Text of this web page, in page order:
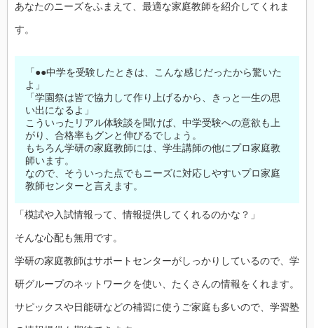
あなたのニーズをふまえて、最適な家庭教師を紹介してくれま
す。
「●●中学を受験したときは、こんな感じだったから驚いた
よ」
「学園祭は皆で協力して作り上げるから、きっと一生の思
い出になるよ」
こういったリアル体験談を聞けば、中学受験への意欲も上
がり、合格率もグンと伸びるでしょう。
もちろん学研の家庭教師には、学生講師の他にプロ家庭教
師います。
なので、そういった点でもニーズに対応しやすいプロ家庭
教師センターと言えます。
「模試や入試情報って、情報提供してくれるのかな？」
そんな心配も無用です。
学研の家庭教師はサポートセンターがしっかりしているので、学
研グループのネットワークを使い、たくさんの情報をくれます。
サピックスや日能研などの補習に使うご家庭も多いので、学習塾